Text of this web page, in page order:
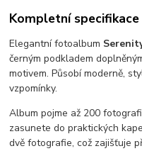
Kompletní specifikace
Elegantní fotoalbum
černým podkladem
motivem. Působí moderně,
vzpomínky.
Album pojme až 200
zasunete do praktických
dvě fotografie, což zajišťuje